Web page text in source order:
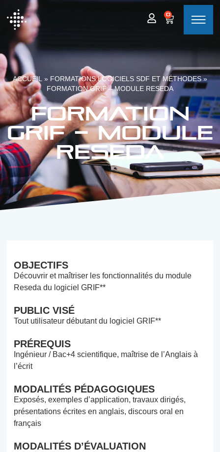
0
ACCUEIL » FORMATIONS LOGICIELS SDF ET MÉTHODES»
FORMATION GRIF – MODULE RESEDA
Formation
GRIF – Module
Reseda
OBJECTIFS
Découvrir et maîtriser les fonctionnalités du module
Reseda du logiciel GRIF**
PUBLIC VISÉ
Tout utilisateur débutant du logiciel GRIF**
PRÉREQUIS
Ingénieur / Bac+4 scientifique, maîtrise de l’Anglais à
l’écrit
MODALITÉS PÉDAGOGIQUES
Exposés, exemples d’application, travaux dirigés,
présentations écrites en anglais, discours oral en
français
MODALITÉS D’ÉVALUATION